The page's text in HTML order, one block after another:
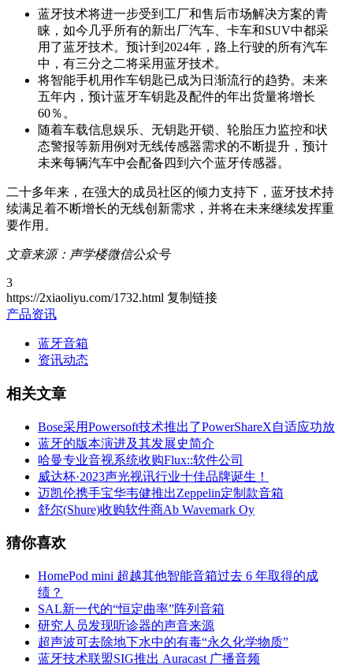
蓝牙技术将进一步受到工厂和售后市场解决方案的青
睐，如今几乎所有的新出厂汽车、卡车和SUV中都采
用了蓝牙技术。预计到2024年，路上行驶的所有汽车
中，有三分之二将采用蓝牙技术。
将智能手机用作车钥匙已成为日渐流行的趋势。未来
五年内，预计蓝牙车钥匙及配件的年出货量将增长
60％。
随着车载信息娱乐、无钥匙开锁、轮胎压力监控和状
态警报等新用例对无线传感器需求的不断提升，预计
未来每辆汽车中会配备四到六个蓝牙传感器。
二十多年来，在强大的成员社区的倾力支持下，蓝牙技术持
续满足着不断增长的无线创新需求，并将在未来继续发挥重
要作用。
文章来源：声学楼微信公众号
3
https://2xiaoliyu.com/1732.html 复制链接
产品资讯
蓝牙音箱
资讯动态
相关文章
Bose采用Powersoft技术推出了PowerShareX自适应功放
蓝牙的版本演进及其发展史简介
哈曼专业音视系统收购Flux::软件公司
威达杯·2023声光视讯行业十佳品牌诞生！
迈凯伦携手宝华韦健推出Zeppelin定制款音箱
舒尔(Shure)收购软件商Ab Wavemark Oy
猜你喜欢
HomePod mini 超越其他智能音箱过去 6 年取得的成
绩？
SAL新一代的“恒定曲率”阵列音箱
研究人员发现听诊器的声音来源
超声波可去除地下水中的有毒“永久化学物质”
蓝牙技术联盟SIG推出 Auracast 广播音频